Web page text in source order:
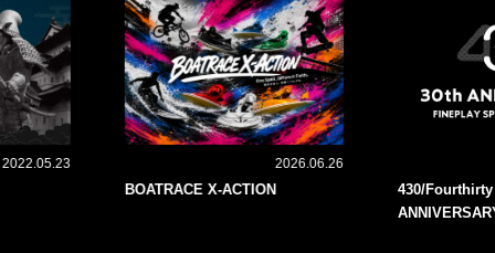
2022.05.23 2026.06.26
BOATRACE X-ACTION
430/